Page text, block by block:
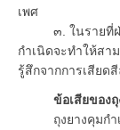
เพศ
๓. ในรายที่ฝ่าย
กำเนิดจะทำให้สา
รู้สึกจากการเสียด
ข้อเสียของ
ถุงยางคุมกำเนิ